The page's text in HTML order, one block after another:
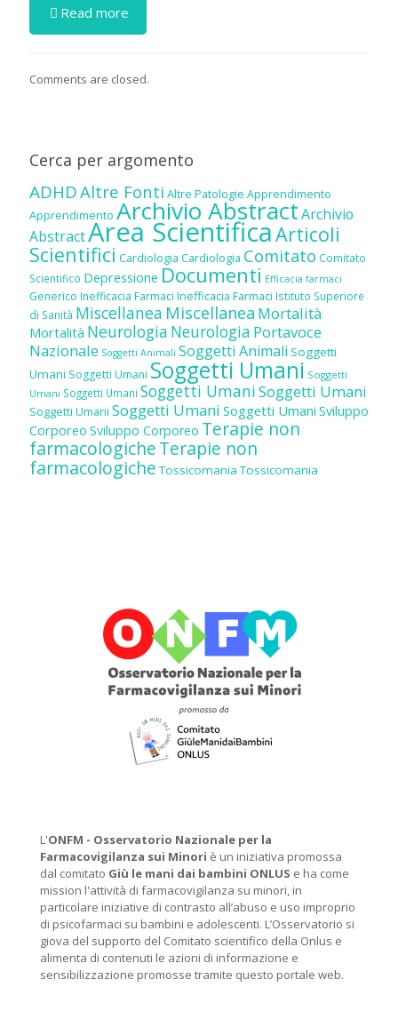
Read more
Comments are closed.
Cerca per argomento
ADHDAltre Fonti Altre Patologie Apprendimento
Apprendimento Archivio AbstractArchivio
AbstractArea ScientificaArticoli
Scientifici Cardiologia Cardiologia Comitato Comitato
Scientifico Depressione Documenti Efficacia farmaci
Generico Inefficacia Farmaci Inefficacia Farmaci Istituto Superiore
di Sanità Miscellanea Miscellanea Mortalità
Mortalità Neurologia Neurologia Portavoce
Nazionale Soggetti Animali Soggetti Animali Soggetti
Umani Soggetti Umani Soggetti Umani Soggetti
Umani Soggetti Umani Soggetti UmaniSoggetti Umani
Soggetti Umani Soggetti Umani Soggetti Umani Sviluppo
Corporeo Sviluppo Corporeo Terapie non
farmacologicheTerapie non
farmacologiche Tossicomania Tossicomania
L'ONFM - Osservatorio Nazionale per la
Farmacovigilanza sui Minori è un iniziativa promossa
dal comitato Giù le mani dai bambini ONLUS e ha come
mission l'attività di farmacovigilanza su minori, in
particolare iniziative di contrasto all’abuso e uso improprio
di psicofarmaci su bambini e adolescenti. L’Osservatorio si
giova del supporto del Comitato scientifico della Onlus e
alimenta di contenuti le azioni di informazione e
sensibilizzazione promosse tramite questo portale web.